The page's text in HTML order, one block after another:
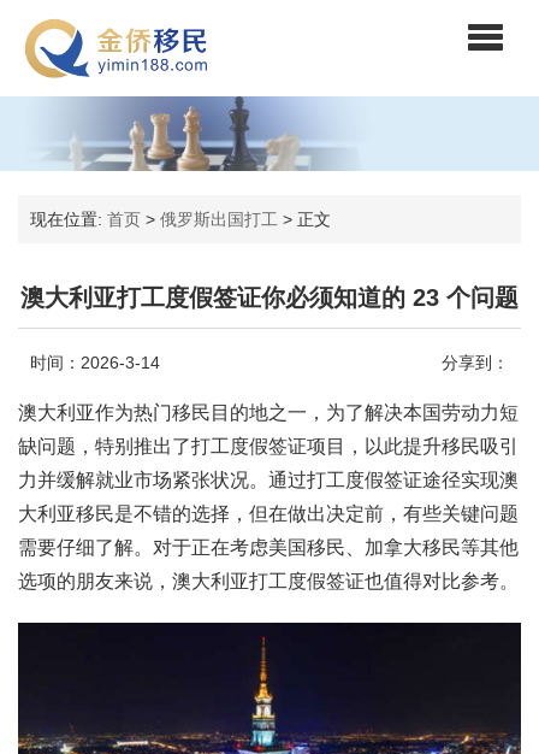
现在位置: 首页 > 俄罗斯出国打工 > 正文
澳大利亚打工度假签证你必须知道的 23 个问题
时间：2026-3-14 分享到：
澳大利亚作为热门移民目的地之一，为了解决本国劳动力短
缺问题，特别推出了打工度假签证项目，以此提升移民吸引
力并缓解就业市场紧张状况。通过打工度假签证途径实现澳
大利亚移民是不错的选择，但在做出决定前，有些关键问题
需要仔细了解。对于正在考虑美国移民、加拿大移民等其他
选项的朋友来说，澳大利亚打工度假签证也值得对比参考。